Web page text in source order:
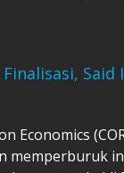
Economics